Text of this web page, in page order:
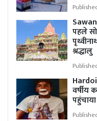
पहले
श्रद्धालु
वर्षीय
पहुंचाया